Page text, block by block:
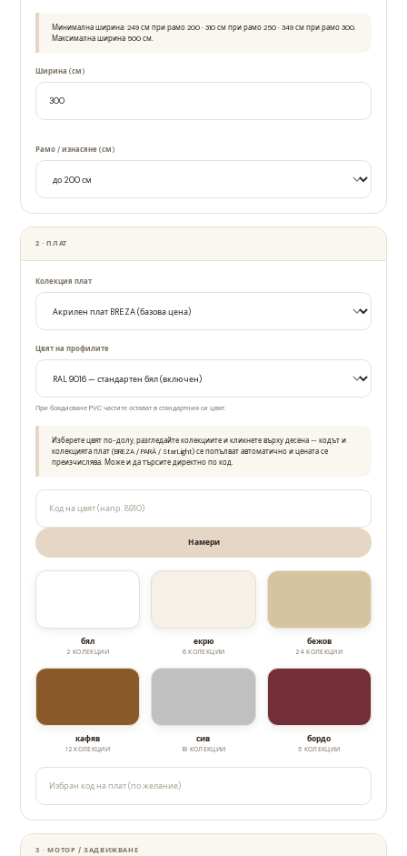
Минимална ширина: 249 см при рамо 200 · 310 см при рамо 250 · 349 см при рамо 300.
Максимална ширина 500 см.
Ширина (см)
Рамо / изнасяне (см)
2 · ПЛАТ
Колекция плат
Цвят на профилите
При боядисване PVC частите остават в стандартния си цвят.
Изберете цвят по-долу, разгледайте колекциите и кликнете върху десена — кодът и
колекцията плат (BREZA / PARÀ / StarLight) се попълват автоматично и цената се
преизчислява. Може и да търсите директно по код.
Намери
бял
2 КОЛЕКЦИИ
екрю
6 КОЛЕКЦИИ
бежов
24 КОЛЕКЦИИ
кафяв
12 КОЛЕКЦИИ
сив
18 КОЛЕКЦИИ
бордо
5 КОЛЕКЦИИ
3 · МОТОР / ЗАДВИЖВАНЕ